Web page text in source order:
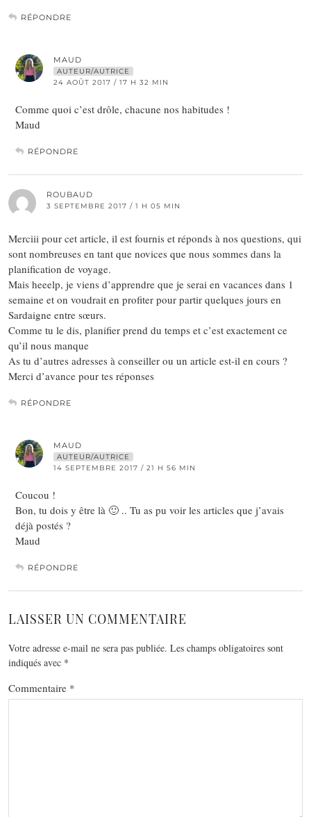
RÉPONDRE
MAUD
AUTEUR/AUTRICE
24 AOÛT 2017 / 17 H 32 MIN
Comme quoi c’est drôle, chacune nos habitudes !
Maud
RÉPONDRE
ROUBAUD
3 SEPTEMBRE 2017 / 1 H 05 MIN
Merciii pour cet article, il est fournis et réponds à nos questions, qui
sont nombreuses en tant que novices que nous sommes dans la
planification de voyage.
Mais heeelp, je viens d’apprendre que je serai en vacances dans 1
semaine et on voudrait en profiter pour partir quelques jours en
Sardaigne entre sœurs.
Comme tu le dis, planifier prend du temps et c’est exactement ce
qu’il nous manque
As tu d’autres adresses à conseiller ou un article est-il en cours ?
Merci d’avance pour tes réponses
RÉPONDRE
MAUD
AUTEUR/AUTRICE
14 SEPTEMBRE 2017 / 21 H 56 MIN
Coucou !
Bon, tu dois y être là 🙂 .. Tu as pu voir les articles que j’avais
déjà postés ?
Maud
RÉPONDRE
LAISSER UN COMMENTAIRE
Votre adresse e-mail ne sera pas publiée. Les champs obligatoires sont
indiqués avec *
Commentaire *